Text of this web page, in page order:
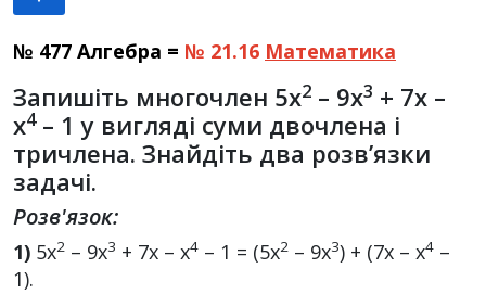
№ 477 Алгебра = № 21.16 Математика
Запишіть многочлен 5х2 – 9х3 + 7x –
х4– 1 у вигляді суми двочлена і
тричлена. Знайдіть два розв’язки
задачі.
Розв'язок:
1) 5х2 – 9х3 + 7x – х4 – 1 = (5х2 – 9х3) + (7х – х4 –
1).